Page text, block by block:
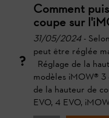
Comment
coupe sur
31/05/2024-
peut être réglée
Réglage de la
modèles iMOW®
de la hauteur de
EVO, 4 EVO,